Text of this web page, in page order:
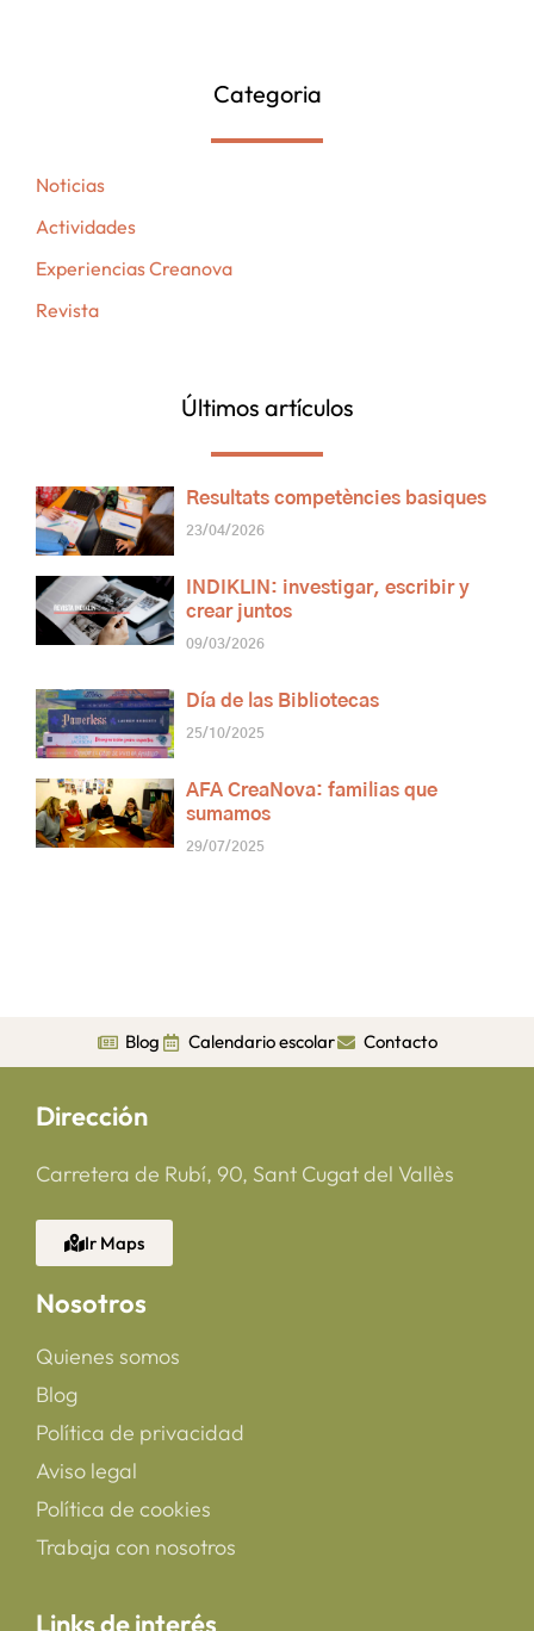
Categoria
Noticias
Actividades
Experiencias Creanova
Revista
Últimos artículos
Resultats competències basiques
23/04/2026
INDIKLIN: investigar, escribir y
crear juntos
09/03/2026
Día de las Bibliotecas
25/10/2025
AFA CreaNova: familias que
sumamos
29/07/2025
Blog Calendario escolar Contacto
Dirección
Carretera de Rubí, 90, Sant Cugat del Vallès
Ir Maps
Nosotros
Quienes somos
Blog
Política de privacidad
Aviso legal
Política de cookies
Trabaja con nosotros
Links de interés